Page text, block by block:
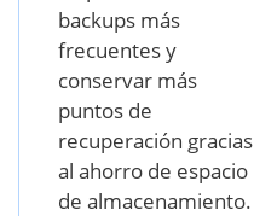
backups más
frecuentes y
conservar más
puntos de
recuperación gracias
al ahorro de espacio
de almacenamiento.